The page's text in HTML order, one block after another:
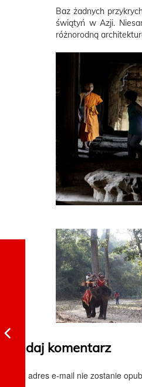
Baz żadnych
świątyń w Azji.
różnorodną
Dodaj komentarz
Twój adres e-mail nie zostanie